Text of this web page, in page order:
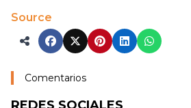
Source
Comentarios